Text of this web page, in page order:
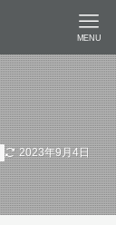
MENU
2023年9月4日